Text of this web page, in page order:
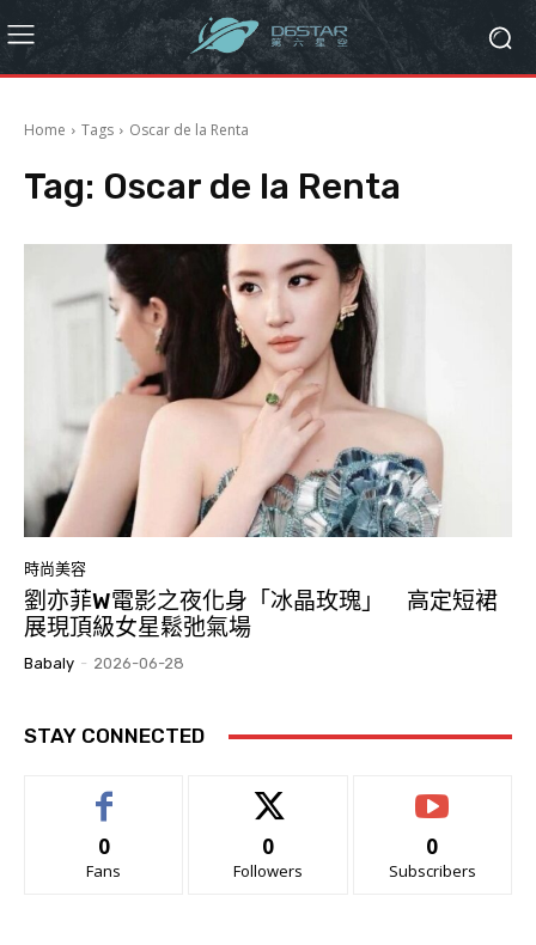
Home Tags Oscar de la Renta
Tag: Oscar de la Renta
時尚美容
劉亦菲W電影之夜化身「冰晶玫瑰」 高定短裙
展現頂級女星鬆弛氣場
Babaly - 2026-06-28
STAY CONNECTED
0
Fans
0
Followers
0
Subscribers